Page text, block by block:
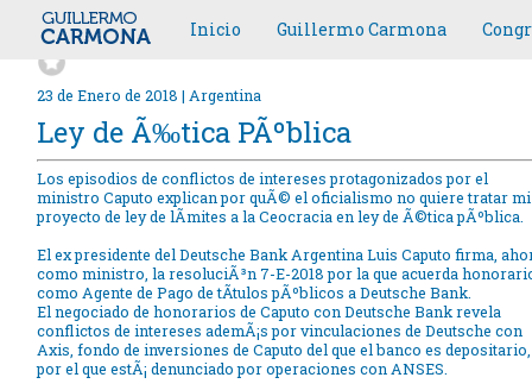
Inicio Guillermo Carmona
23 de Enero de 2018 | Argentina
Ley de Ã‰tica PÃºblica
Los episodios de conflictos de intereses protagonizados por el
ministro Caputo explican por quÃ© el oficialismo no quiere tratar mi
proyecto de ley de lÃ­mites a la Ceocracia en ley de Ã©tica pÃºblica.
El ex presidente del Deutsche Bank Argentina Luis Caputo firma,
como ministro, la resoluciÃ³n 7-E-2018 por la que acuerda
como Agente de Pago de tÃ­tulos pÃºblicos a Deutsche Bank.
El negociado de honorarios de Caputo con Deutsche Bank revela
conflictos de intereses ademÃ¡s por vinculaciones de Deutsche con
Axis, fondo de inversiones de Caputo del que el banco es depositario,
por el que estÃ¡ denunciado por operaciones con ANSES.